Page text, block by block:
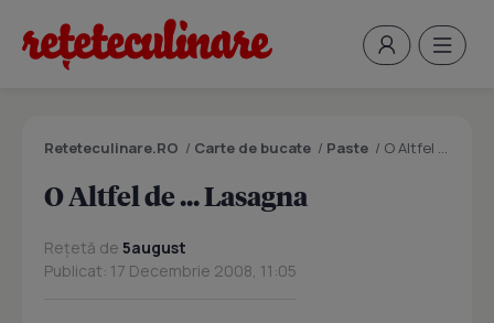
Reteteculinare.RO / Carte de bucate / Paste / O Altfel de ... Lasagna
O Altfel de ... Lasagna
Rețetă de 5august
Publicat: 17 Decembrie 2008, 11:05